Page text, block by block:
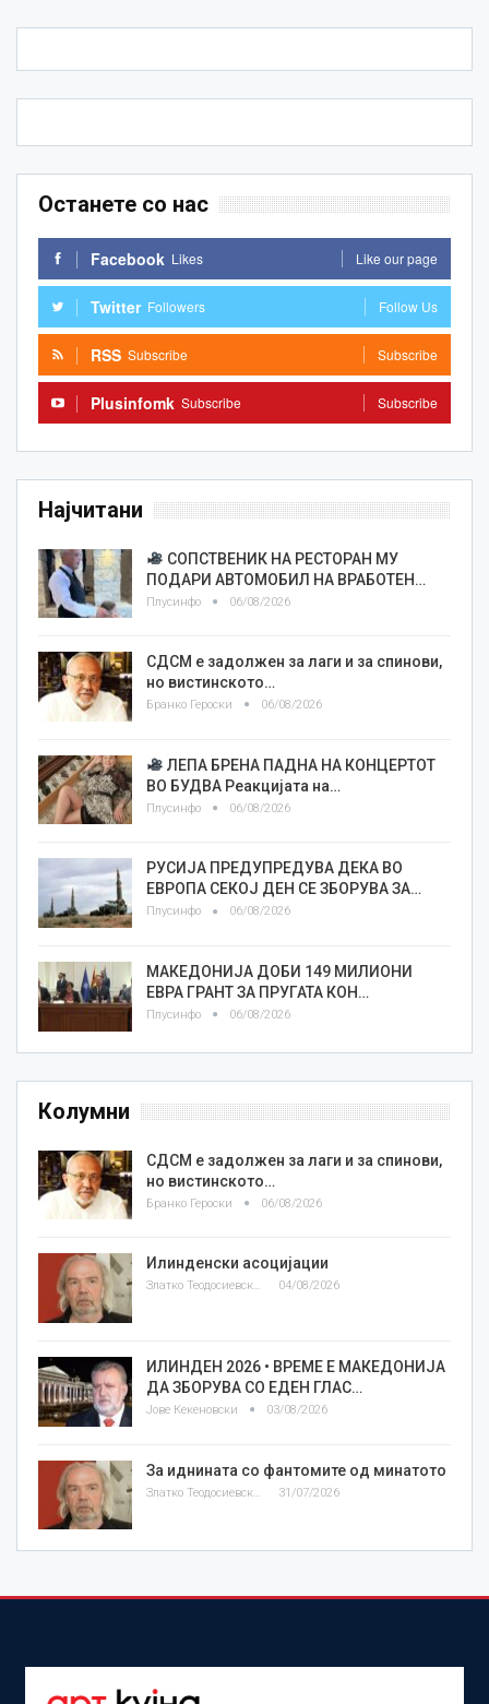
Останете со нас
Facebook Likes Like our page
Twitter Followers Follow Us
RSS Subscribe Subscribe
Plusinfomk Subscribe Subscribe
Најчитани
СОПСТВЕНИК НА РЕСТОРАН МУ
ПОДАРИ АВТОМОБИЛ НА ВРАБОТЕН…
Плусинфо 06/08/2026
СДСМ е задолжен за лаги и за спинови,
но вистинското…
Бранко Героски 06/08/2026
ЛЕПА БРЕНА ПАДНА НА КОНЦЕРТОТ
ВО БУДВА Реакцијата на…
Плусинфо 06/08/2026
РУСИЈА ПРЕДУПРЕДУВА ДЕКА ВО
ЕВРОПА СЕКОЈ ДЕН СЕ ЗБОРУВА ЗА…
Плусинфо 06/08/2026
МАКЕДОНИЈА ДОБИ 149 МИЛИОНИ
ЕВРА ГРАНТ ЗА ПРУГАТА КОН…
Плусинфо 06/08/2026
Колумни
СДСМ е задолжен за лаги и за спинови,
но вистинското…
Бранко Героски 06/08/2026
Илинденски асоцијации
Златко Теодосиевски 04/08/2026
ИЛИНДЕН 2026 • ВРЕМЕ Е МАКЕДОНИЈА
ДА ЗБОРУВА СО ЕДЕН ГЛАС…
Јове Кекеновски 03/08/2026
За иднината со фантомите од минатото
31/07/2026